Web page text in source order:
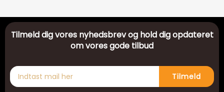
Tilmeld dig vores nyhedsbrev og hold dig opdateret
om vores gode tilbud
Tilmeld